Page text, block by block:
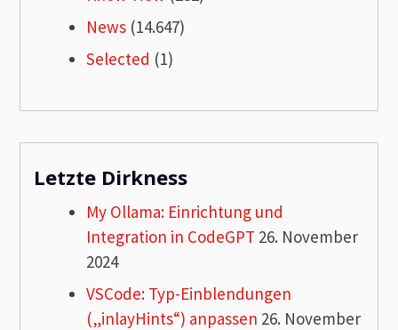
News (14.647)
Selected (1)
Letzte Dirkness
My Ollama: Einrichtung und
Integration in CodeGPT 26. November
2024
VSCode: Typ-Einblendungen
(„inlayHints“) anpassen 26. November